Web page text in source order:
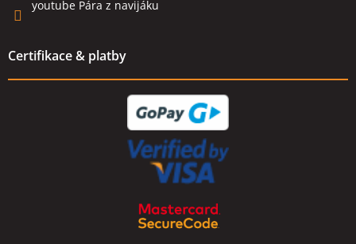
youtube Pára z navijáku
Certifikace & platby